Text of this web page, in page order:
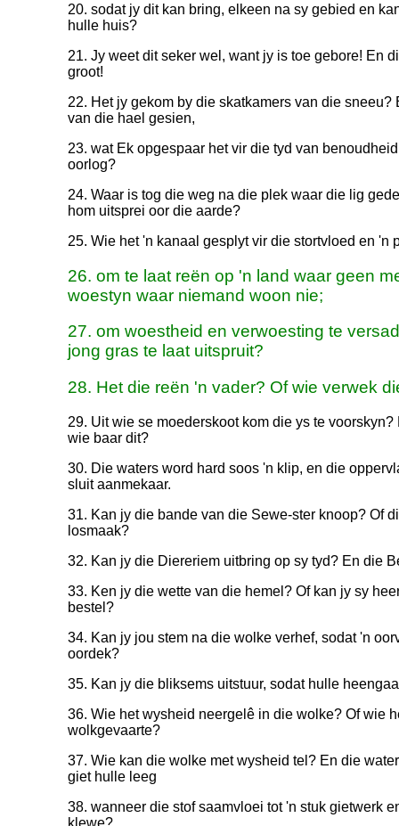
20. sodat jy dit kan bring, elkeen na sy gebied en
hulle huis?
21. Jy weet dit seker wel, want jy is toe gebore! En
groot!
22. Het jy gekom by die skatkamers van die sneeu?
van die hael gesien,
23. wat Ek opgespaar het vir die tyd van
oorlog?
24. Waar is tog die weg na die plek waar die lig
hom uitsprei oor die aarde?
25. Wie het 'n kanaal gesplyt vir die stortvloed en 'n
26. om te laat reën op 'n land waar geen
woestyn waar niemand woon nie;
27. om woestheid en verwoesting te
jong gras te laat uitspruit?
28. Het die reën 'n vader? Of wie verwek
29. Uit wie se moederskoot kom die ys te
wie baar dit?
30. Die waters word hard soos 'n klip, en die
sluit aanmekaar.
31. Kan jy die bande van die Sewe-ster knoop? Of
losmaak?
32. Kan jy die Diereriem uitbring op sy tyd? En die
33. Ken jy die wette van die hemel? Of kan jy sy
bestel?
34. Kan jy jou stem na die wolke verhef, sodat 'n
oordek?
35. Kan jy die bliksems uitstuur, sodat hulle
36. Wie het wysheid neergelê in die wolke? Of wie
wolkgevaarte?
37. Wie kan die wolke met wysheid tel? En die
giet hulle leeg
38. wanneer die stof saamvloei tot 'n stuk gietwerk
klewe?